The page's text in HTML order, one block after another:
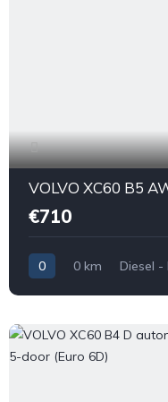
€710
0 0 km Diesel -